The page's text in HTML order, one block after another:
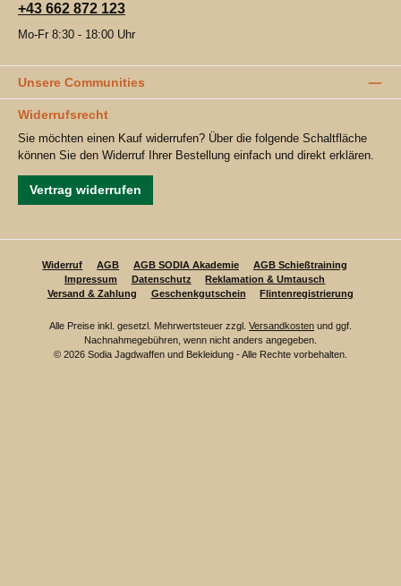
+43 662 872 123
Mo-Fr 8:30 - 18:00 Uhr
Unsere Communities
Widerrufsrecht
Sie möchten einen Kauf widerrufen? Über die folgende Schaltfläche
können Sie den Widerruf Ihrer Bestellung einfach und direkt erklären.
Vertrag widerrufen
Widerruf AGB AGB SODIA Akademie
AGB Schießtraining
Impressum
Datenschutz
Reklamation & Umtausch
Versand & Zahlung
Geschenkgutschein Flintenregistrierung
Alle Preise inkl. gesetzl. Mehrwertsteuer zzgl. Versandkosten und ggf.
Nachnahmegebühren, wenn nicht anders angegeben.
© 2026 Sodia Jagdwaffen und Bekleidung - Alle Rechte vorbehalten.